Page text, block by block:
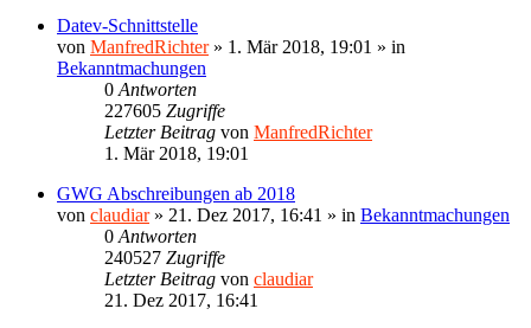
Datev-Schnittstelle
von ManfredRichter» 1. Mär 2018, 19:01 » in
Bekanntmachungen
0 Antworten
227605 Zugriffe
Letzter Beitrag von ManfredRichter
1. Mär 2018, 19:01
GWG Abschreibungen ab 2018
von claudiar» 21. Dez 2017, 16:41 » in Bekanntmachungen
0 Antworten
240527 Zugriffe
Letzter Beitrag von claudiar
21. Dez 2017, 16:41